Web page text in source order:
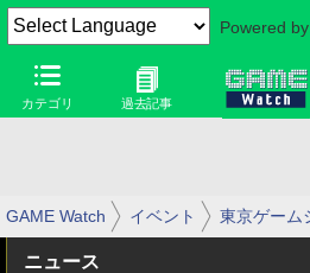
Powered by
カテゴリ 過去記事
GAME Watch イベント 東京ゲーム
ニュース